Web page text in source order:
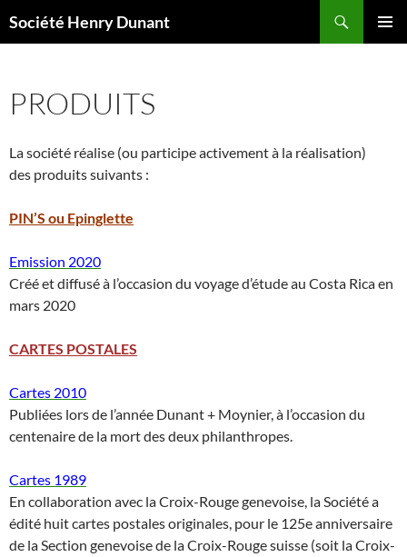
au
Société Henry Dunant
PRODUITS
La société réalise (ou participe activement à la réalisation)
des produits suivants :
PIN’S ou Epinglette
Emission 2020
Créé et diffusé à l’occasion du voyage d’étude au Costa Rica en
mars 2020
CARTES POSTALES
Cartes 2010
Publiées lors de l’année Dunant + Moynier, à l’occasion du
centenaire de la mort des deux philanthropes.
Cartes 1989
En collaboration avec la Croix-Rouge genevoise, la Société a
édité huit cartes postales originales, pour le 125e anniversaire
de la Section genevoise de la Croix-Rouge suisse (soit la Croix-